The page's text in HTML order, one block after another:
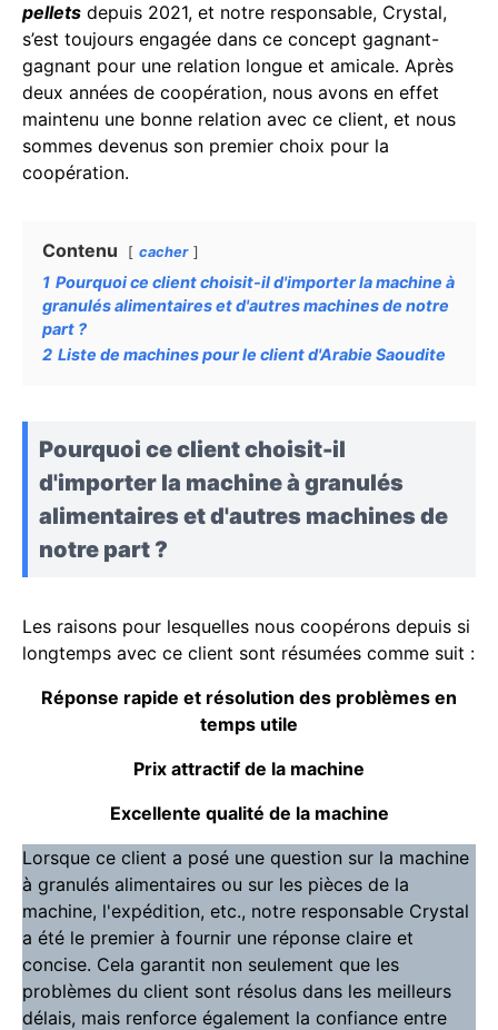
pellets depuis 2021, et notre responsable, Crystal,
s’est toujours engagée dans ce concept gagnant-
gagnant pour une relation longue et amicale. Après
deux années de coopération, nous avons en effet
maintenu une bonne relation avec ce client, et nous
sommes devenus son premier choix pour la
coopération.
Contenu cacher
1 Pourquoi ce client choisit-il d'importer la machine à
granulés alimentaires et d'autres machines de notre
part ?
2 Liste de machines pour le client d'Arabie Saoudite
Pourquoi ce client choisit-il
d'importer la machine à granulés
alimentaires et d'autres machines de
notre part ?
Les raisons pour lesquelles nous coopérons depuis si
longtemps avec ce client sont résumées comme suit :
Réponse rapide et résolution des problèmes en
temps utile
Prix attractif de la machine
Excellente qualité de la machine
Lorsque ce client a posé une question sur la machine
à granulés alimentaires ou sur les pièces de la
machine, l'expédition, etc., notre responsable Crystal
a été le premier à fournir une réponse claire et
concise. Cela garantit non seulement que les
problèmes du client sont résolus dans les meilleurs
délais, mais renforce également la confiance entre